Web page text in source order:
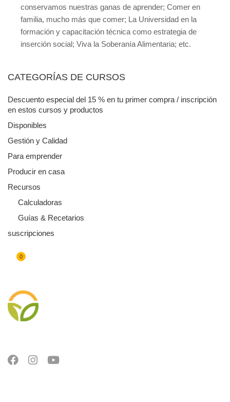
conservamos nuestras ganas de aprender; Comer en
familia, mucho más que comer; La Universidad en la
formación y capacitación técnica como estrategia de
inserción social; Viva la Soberanía Alimentaria; etc.
CATEGORÍAS DE CURSOS
Descuento especial del 15 % en tu primer compra / inscripción
en estos cursos y productos
Disponibles
Gestión y Calidad
Para emprender
Producir en casa
Recursos
Calculadoras
Guías & Recetarios
suscripciones
0